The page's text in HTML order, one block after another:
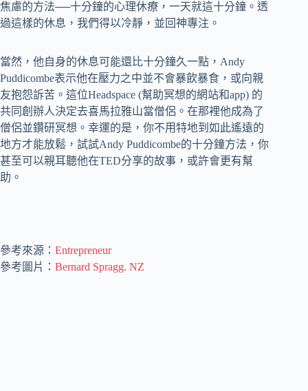
焦慮的方法──十分鐘的心理休療，一天就這十分鐘。透
過這樣的休息，我們得以冷靜，並回神專注。
當然，他自身的休息可能還比十分鐘久一點，Andy
Puddicombe表示他在壓力之中並不會暴飲暴食，或向親
友抱怨訴苦。這位Headspace (幫助冥想的網站和app) 的
共同創辦人決定去喜馬拉雅山當僧侶。在那裡他成為了
僧侶並鑽研冥想。幸運的是，你不用特地到如此遙遠的
地方才能放鬆，試試Andy Puddicombe的十分鐘方法，你
甚至可以親耳聽他在TED分享的故事，或許會更有幫
助。
參考來源： Entrepreneur
參考圖片： Bernard Spragg. NZ